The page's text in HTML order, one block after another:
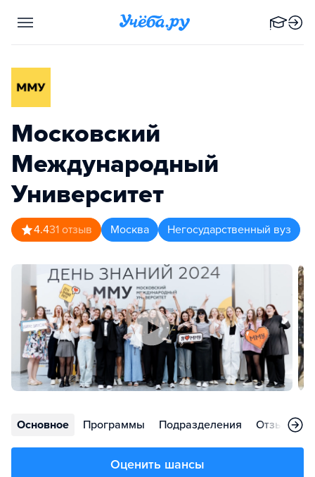
Московский
Международный
Университет
4.431 отзыв Москва Негосударственный вуз
Основное Программы Подразделения Отзывы
Оценить шансы